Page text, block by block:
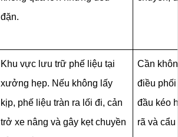
đặn.
Khu vực lưu trữ phế liệu tại
xưởng hẹp. Nếu không lấy
kịp, phế liệu tràn ra lối đi, cản
trở xe nâng và gây kẹt chuyền
Cần
điều phối
đầu kéo
rã và cẩu